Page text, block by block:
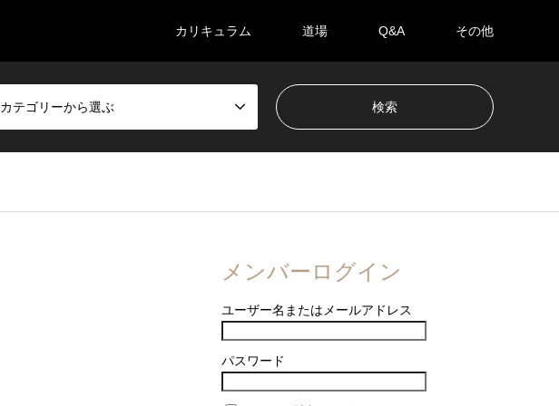
カリキュラム 道場 Q&A その他
カテゴリーから選ぶ
メンバーログイン
ユーザー名またはメールアドレス
パスワード